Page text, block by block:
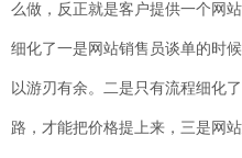
么做，反正就是客户提供一个网
细化了一是网站销售员谈单的时
以游刃有余。二是只有流程细化
路，才能把价格提上来，三是网